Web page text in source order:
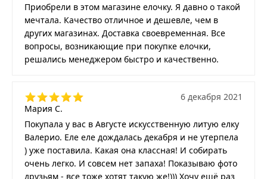
Приобрели в этом магазине елочку. Я давно о такой
мечтала. Качество отличное и дешевле, чем в
других магазинах. Доставка своевременная. Все
вопросы, возникающие при покупке елочки,
решались менеджером быстро и качественно.
Мария С.
6 декабря 2021
Покупала у вас в Августе искусственную литую елку
Валерио. Еле еле дождалась декабря и не утерпела
) уже поставила. Какая она классная! И собирать
очень легко. И совсем нет запаха! Показываю фото
друзьям - все тоже хотят такую же!))) Хочу ещё раз